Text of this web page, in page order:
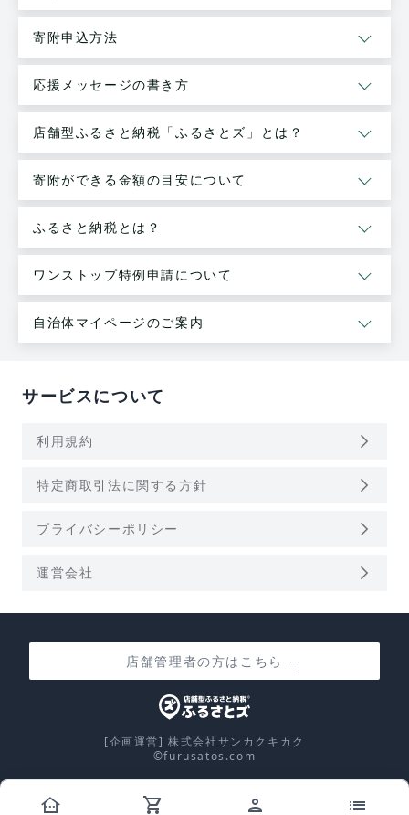
寄附申込方法
応援メッセージの書き方
店舗型ふるさと納税「ふるさとズ」とは？
寄附ができる金額の目安について
ふるさと納税とは？
ワンストップ特例申請について
自治体マイページのご案内
サービスについて
利用規約 arrow_forward_ios
特定商取引法に関する方針 arrow_forward_ios
プライバシーポリシー arrow_forward_ios
運営会社 arrow_forward_ios
店舗管理者の方はこちら
[企画運営] 株式会社サンカクキカク
©furusatos.com
other_houses shopping_cart person list